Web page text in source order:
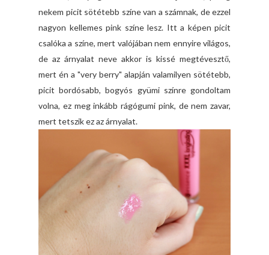
nekem picit sötétebb színe van a számnak, de ezzel
nagyon kellemes pink színe lesz. Itt a képen picit
csalóka a színe, mert valójában nem ennyire világos,
de az árnyalat neve akkor is kissé megtévesztő,
mert én a "very berry" alapján valamilyen sötétebb,
picit bordósabb, bogyós gyümi színre gondoltam
volna, ez meg inkább rágógumi pink, de nem zavar,
mert tetszik ez az árnyalat.